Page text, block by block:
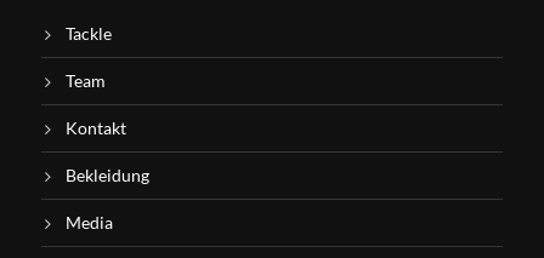
Tackle
Team
Kontakt
Bekleidung
Media